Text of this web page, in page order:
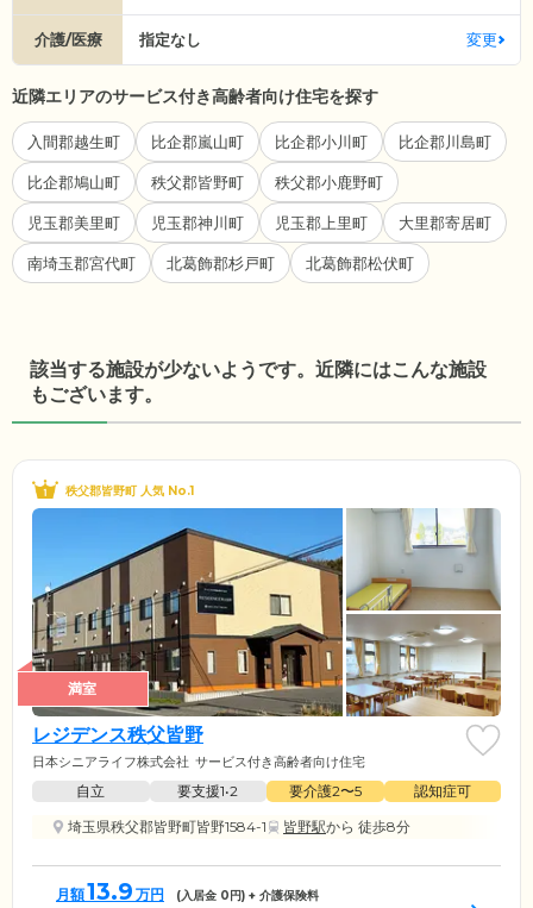
介護/医療 指定なし 変更
近隣エリアのサービス付き高齢者向け住宅を探す
入間郡越生町 比企郡嵐山町 比企郡小川町 比企郡川島町
比企郡鳩山町 秩父郡皆野町 秩父郡小鹿野町
児玉郡美里町 児玉郡神川町 児玉郡上里町 大里郡寄居町
南埼玉郡宮代町 北葛飾郡杉戸町 北葛飾郡松伏町
該当する施設が少ないようです。近隣にはこんな施設
もございます。
秩父郡皆野町 人気 No.1
満室
レジデンス秩父皆野
日本シニアライフ株式会社 サービス付き高齢者向け住宅
自立 要支援1•2 要介護2〜5
認知症可
埼玉県秩父郡皆野町皆野1584-1
皆野駅から 徒歩8分
月額13.9 万円 (入居金 0円) + 介護保険料